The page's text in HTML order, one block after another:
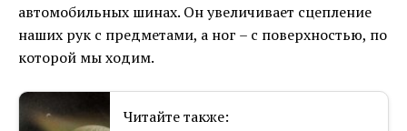
автомобильных шинах. Он увеличивает сцепление
наших рук с предметами, а ног – с поверхностью, по
которой мы ходим.
Читайте также: